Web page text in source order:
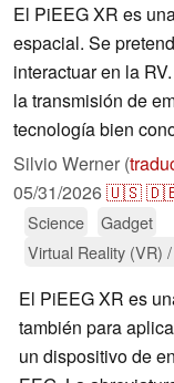
El PiEEG XR es
espacial. Se
interactuar en la
la transmisión de
tecnología bien
Silvio Werner (
05/31/2026🇺🇸
Science
Gadget
Virtual Reality (VR)
El PiEEG XR es
también para
un dispositivo de